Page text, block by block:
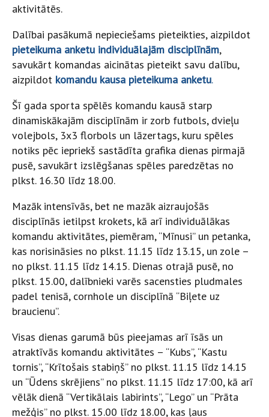
aktivitātēs.
Dalībai pasākumā nepieciešams pieteikties, aizpildot
pieteikuma anketu individuālajām disciplīnām,
savukārt komandas aicinātas pieteikt savu dalību,
aizpildot komandu kausa pieteikuma anketu.
Šī gada sporta spēlēs komandu kausā starp
dinamiskākajām disciplīnām ir zorb futbols, dvieļu
volejbols, 3x3 florbols un lāzertags, kuru spēles
notiks pēc iepriekš sastādīta grafika dienas pirmajā
pusē, savukārt izslēgšanas spēles paredzētas no
plkst. 16.30 līdz 18.00.
Mazāk intensīvās, bet ne mazāk aizraujošās
disciplīnās ietilpst krokets, kā arī individuālākas
komandu aktivitātes, piemēram, “Mīnusi” un petanka,
kas norisināsies no plkst. 11.15 līdz 13.15, un zole –
no plkst. 11.15 līdz 14.15. Dienas otrajā pusē, no
plkst. 15.00, dalībnieki varēs sacensties pludmales
padel tenisā, cornhole un disciplīnā “Biļete uz
braucienu”.
Visas dienas garumā būs pieejamas arī īsās un
atraktīvās komandu aktivitātes – “Kubs”, “Kastu
tornis”, “Krītošais stabiņš” no plkst. 11.15 līdz 14.15
un “Ūdens skrējiens” no plkst. 11.15 līdz 17:00, kā arī
vēlāk dienā “Vertikālais labirints”, “Lego” un “Prāta
mežģis” no plkst. 15.00 līdz 18.00, kas ļaus